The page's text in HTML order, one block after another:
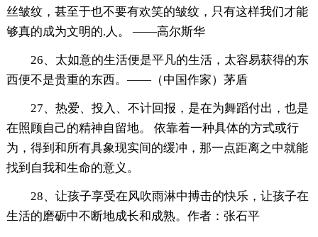
丝皱纹，甚至于也不要有欢笑的皱纹，只有这样我们才能
够真的成为文明的.人。 ——高尔斯华
26、太如意的生活便是平凡的生活，太容易获得的东
西便不是贵重的东西。——（中国作家）茅盾
27、热爱、投入、不计回报，是在为舞蹈付出，也是
在照顾自己的精神自留地。 依靠着一种具体的方式或行
为，得到和所有具象现实间的缓冲，那一点距离之中就能
找到自我和生命的意义。
28、让孩子享受在风吹雨淋中搏击的快乐，让孩子在
生活的磨砺中不断地成长和成熟。作者：张石平